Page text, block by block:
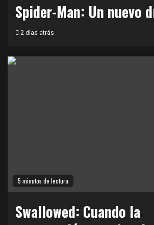
Spider-Man: Un nuevo
2 días atrás
5 minutos de lectura
Swallowed: Cuando la